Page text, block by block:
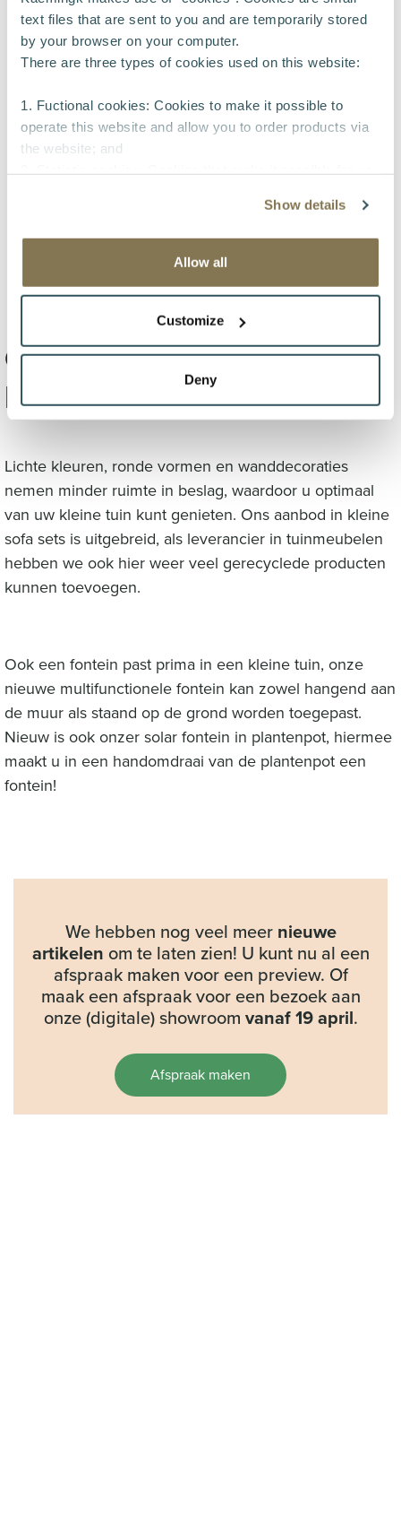
text files that are sent to you and are temporarily stored
by your browser on your computer.
There are three types of cookies used on this website:
1. Fuctional cookies: Cookies to make it possible to
operate this website and allow you to order products via
the website; and
visitors’ behavior on the website to improve our service
for our customers.
3. Tracking cookies: Cookies that make it possible to
the individual person or user.
The types of cookies mentioned under 2 and 3. are used
be able to improve the contents and functionality of the
website and to identify companies visiting our website for
profiles of the visitors to our site and shall not be used for
any other purposes than mentioned above, not being
transferred or made available to other parties, or
processed outside of the European Economic Area. They
shall not be kept by us any longer than necessary to use
it for these purposes. You are free to contact us at any
time if you wish to review and/or amend any personal
described above.
Read more about this in
Cookiestatement and Privacystatement
Show details
Allow all
Customize
Deny
Oplossingen voor de
kleine tuin
Lichte kleuren, ronde vormen en wanddecoraties
nemen minder ruimte in beslag, waardoor u optimaal
van uw kleine tuin kunt genieten. Ons aanbod in kleine
sofa sets is uitgebreid, als leverancier in tuinmeubelen
hebben we ook hier weer veel gerecyclede producten
kunnen toevoegen.
Ook een fontein past prima in een kleine tuin, onze
nieuwe multifunctionele fontein kan zowel hangend aan
de muur als staand op de grond worden toegepast.
Nieuw is ook onzer solar fontein in plantenpot, hiermee
maakt u in een handomdraai van de plantenpot een
fontein!
We hebben nog veel meer nieuwe
artikelen om te laten zien! U kunt nu al een
afspraak maken voor een preview. Of
maak een afspraak voor een bezoek aan
onze (digitale) showroom vanaf 19 april.
Afspraak maken